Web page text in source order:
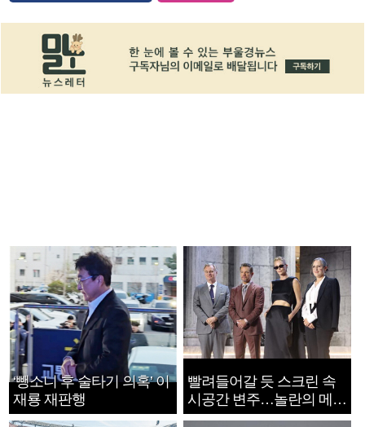
‘뺑소니 후 술타기 의혹’ 이
재룡 재판행
빨려들어갈 듯 스크린 속
시공간 변주…놀란의 메시
지는 ‘전쟁 속죄’